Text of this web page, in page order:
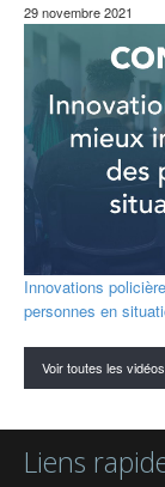
29 novembre 2021
Innovations
personnes en
Voir toutes les vidéos
Liens